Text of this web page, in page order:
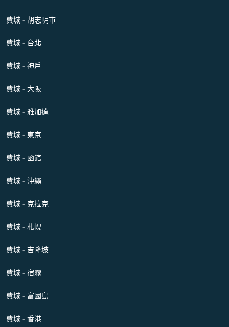
費城 - 胡志明市
費城 - 台北
費城 - 神戶
費城 - 大阪
費城 - 雅加達
費城 - 東京
費城 - 函館
費城 - 沖繩
費城 - 克拉克
費城 - 札幌
費城 - 吉隆坡
費城 - 宿霧
費城 - 富國島
費城 - 香港